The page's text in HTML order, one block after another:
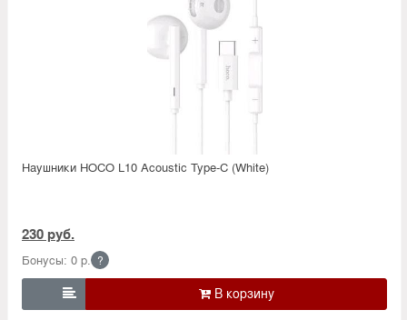
Наушники HOCO L10 Acoustic Type-C (White)
230 руб.
Бонусы: 0 р. ?
